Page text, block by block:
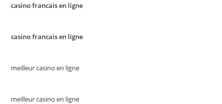
casino francais en ligne
casino francais en ligne
meilleur casino en ligne
meilleur casino en ligne